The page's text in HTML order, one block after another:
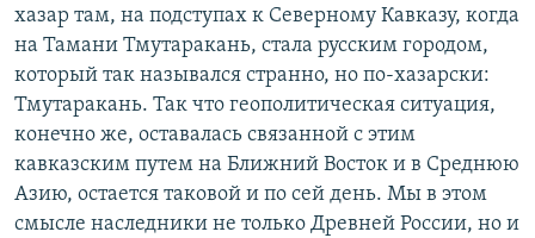
хазар там, на подступах к Северному Кавказу, когда
на Тамани Тмутаракань, стала русским городом,
который так назывался странно, но по-хазарски:
Тмутаракань. Так что геополитическая ситуация,
конечно же, оставалась связанной с этим
кавказским путем на Ближний Восток и в Среднюю
Азию, остается таковой и по сей день. Мы в этом
смысле наследники не только Древней России, но и